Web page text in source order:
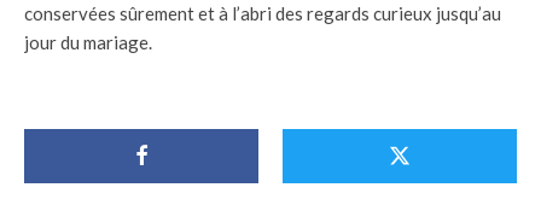
conservées sûrement et à l’abri des regards curieux jusqu’au
jour du mariage.